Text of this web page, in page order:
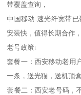
带覆盖查询，
中国移动:速光纤宽带已
安装快，值得长期合作
老号政策↓
套餐一：西安移动老用
一条，送光猫，送机顶
套餐二：西安老号码，